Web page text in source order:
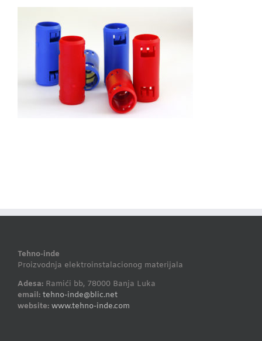
Tehno-inde
Proizvodnja elektroinstalacionog materijala
Adesa: Ramići bb, 78000 Banja Luka
email: tehno-inde@blic.net
website: www.tehno-inde.com